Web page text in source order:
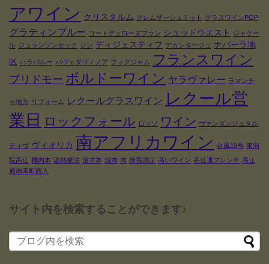
アワイン クリスタルム クレムザーシュミット グラスワインPOP
グラティンブルー コートデュローヌブラン シュッドウエスト
ジャケー
ル ジュランソンセック ジン ディジェスティフ デカンタージュ ナバーラ地
区 ハラバルー パヴェダヴィノア フィグジャム フランスワイン
ブリドモー ボルドーワイン ヤラヴァレー ラマンチ
ャ地方 リフォーム レクールグラスワイン レクール営
業日 ロックフォール ロッソ ワイン ヴァンダンジュタル
ディヴ ヴィオリカ 南アフリカワイン 台風19号 東洞
院高辻 機内本 温熱療法 漫才本 焼肉 肉 身長測定 高いワイン 高辻通フレンチ 高辻
通御幸町西入
サイト内を検索することができます♪